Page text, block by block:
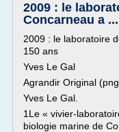
2009 : le
Concarneau a ...
2009 : le laboratoire
150 ans
Yves Le Gal
Agrandir Original
Yves Le Gal.
1Le « vivier-
biologie marine de